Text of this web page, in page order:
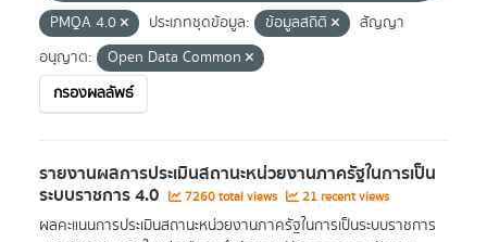
PMQA 4.0
ประเภทชุดข้อมูล: ข้อมูลสถิติ
สัญญา
อนุญาต:
Open Data Common
กรองผลลัพธ์
รายงานผลการประเมินสถานะหน่วยงานภาครัฐในการเป็น
ระบบราชการ 4.0 7260 total views 21 recent views
ผลคะแนนการประเมินสถานะหน่วยงานภาครัฐในการเป็นระบบราชการ